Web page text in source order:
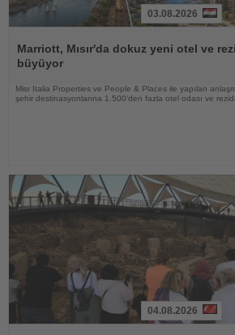
Oku
03.08.2026
Marriott, Mısır'da dokuz yeni otel ve
büyüyor
Misr Italia Properties ve People & Places ile yapılan
şehir destinasyonlarına 1.500'den fazla otel odası ve
04.08.2026